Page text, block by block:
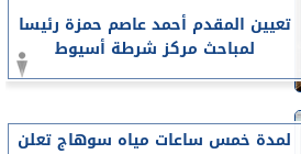
تعيين المقدم أحمد عاصم حمزة رئيسا
لمباحث مركز شرطة أسيوط
لمدة خمس ساعات مياه سوهاج تعلن